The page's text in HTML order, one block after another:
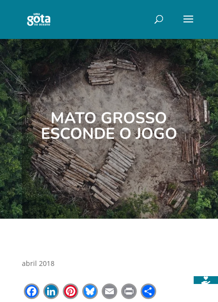
MATO GROSSO
ESCONDE O JOGO
abril 2018
Facebook
LinkedIn
Pinterest
Bluesky
Email
PrintShare